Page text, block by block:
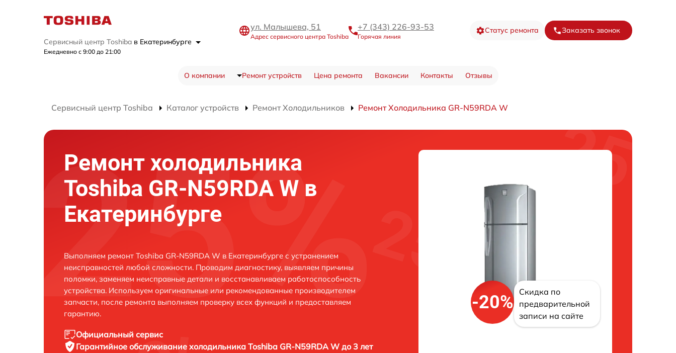
Сервисный центр Toshiba в Екатеринбурге
Ежедневно с 9:00 до 21:00
ул. Малышева, 51
Адрес сервисного центра Toshiba
+7 (343) 226-93-53
Горячая линия
Статус ремонта Заказать звонок
О компании Ремонт устройств Цена ремонта Вакансии Контакты Отзывы
Сервисный центр Toshiba Каталог устройств Ремонт Холодильников Ремонт Холодильника GR-N59RDA W
Ремонт холодильника
Toshiba GR-N59RDA W в
Екатеринбурге
Выполняем ремонт Toshiba GR-N59RDA W в Екатеринбурге с устранением
неисправностей любой сложности. Проводим диагностику, выявляем причины
поломки, заменяем неисправные детали и восстанавливаем работоспособность
устройства. Используем оригинальные или рекомендованные производителем
запчасти, после ремонта выполняем проверку всех функций и предоставляем
гарантию.
Официальный сервис
Гарантийное обслуживание холодильника Toshiba GR-N59RDA W до 3 лет
-20%
Скидка по
предварительной
записи на сайте